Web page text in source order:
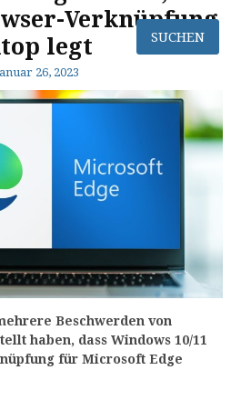
Verknüpfung
legt
26, 2023
Beschwerden von
haben, dass Windows 10/11
für Microsoft Edge